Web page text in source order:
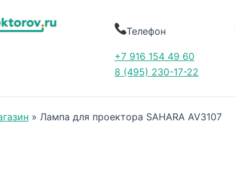
Телефон
+7 916 154 49 60
8 (495) 230-17-22
» Лампа для проектора SAHARA AV3107